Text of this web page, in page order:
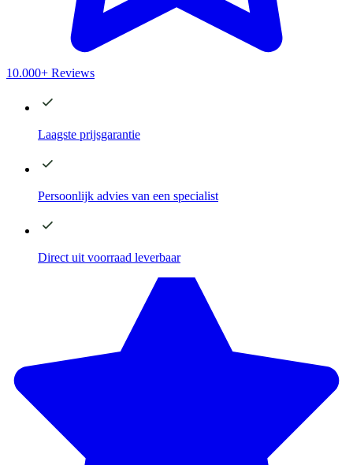
10.000+ Reviews
Laagste prijsgarantie
Persoonlijk advies van een specialist
Direct uit voorraad leverbaar